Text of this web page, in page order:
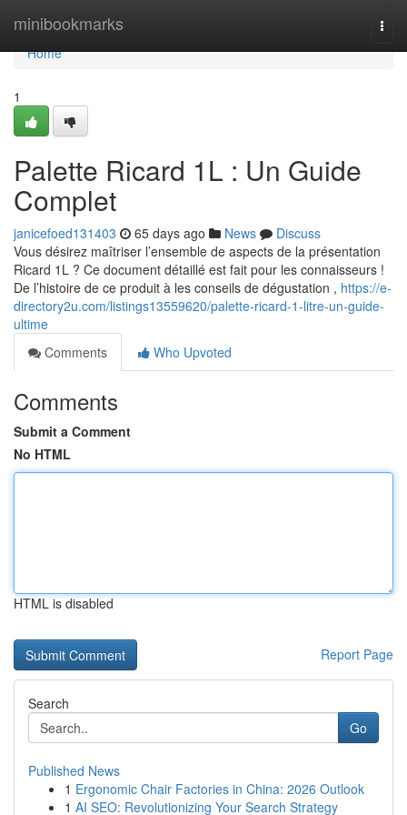
minibookmarks
Home
Home
1
Palette Ricard 1L : Un Guide
Complet
janicefoed131403 65 days ago News
Discuss
Vous désirez maîtriser l’ensemble de aspects de la présentation
Ricard 1L ? Ce document détaillé est fait pour les connaisseurs !
De l’histoire de ce produit à les conseils de dégustation , https://e-
directory2u.com/listings13559620/palette-ricard-1-litre-un-guide-
ultime
Comments
Who Upvoted
Comments
Submit a Comment
No HTML
HTML is disabled
Report Page
Search
Go
Published News
1 Ergonomic Chair Factories in China: 2026 Outlook
1 AI SEO: Revolutionizing Your Search Strategy